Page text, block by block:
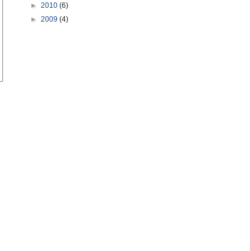
► 2010 (6)
► 2009 (4)